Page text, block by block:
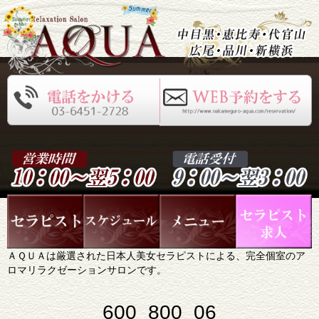
ＡＱＵＡは厳選された日本人美女セラピストによる、完全個室のア
ロマリラクゼーションサロンです。
600_800_06